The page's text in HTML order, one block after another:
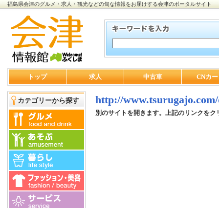
福島県会津のグルメ・求人・観光などの旬な情報をお届けする会津のポータルサイト
トップ 求人 中古車 CNカ
カテゴリーから探す http://
別のサイトを開きます。上記のリンクをク